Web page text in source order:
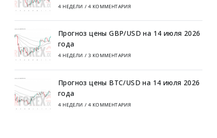
4 НЕДЕЛИ / 4 КОММЕНТАРИЯ
Прогноз цены GBP/USD на 14 июля 2026
года
4 НЕДЕЛИ / 3 КОММЕНТАРИЯ
Прогноз цены BTC/USD на 14 июля 2026
года
4 НЕДЕЛИ / 4 КОММЕНТАРИЯ